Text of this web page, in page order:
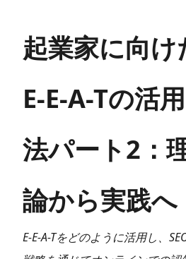
起業家に向け
E-E-A-Tの活用
法パート2：
論から実践へ
E-E-A-Tをどのように活用し、